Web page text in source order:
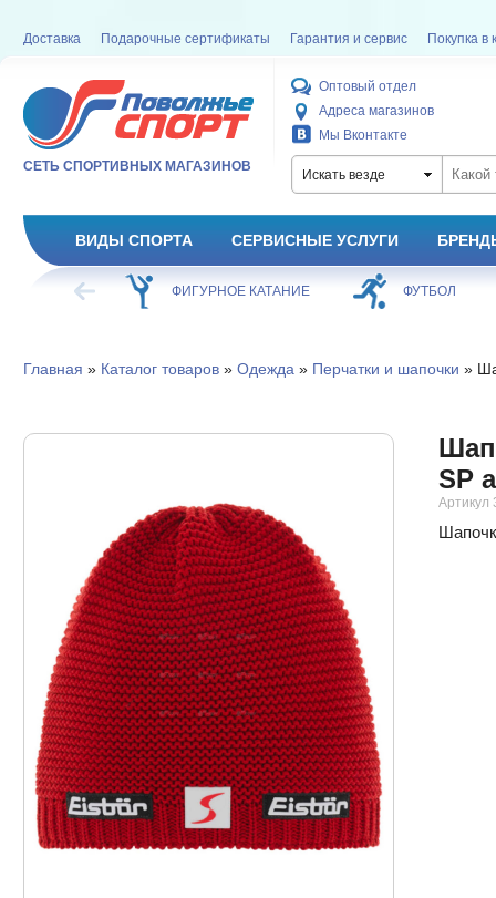
Доставка Подарочные сертификаты Гарантия и сервис Покупка в
СЕТЬ СПОРТИВНЫХ МАГАЗИНОВ
Оптовый отдел
Адреса магазинов
Мы Вконтакте
Искать везде
ВИДЫ СПОРТА СЕРВИСНЫЕ УСЛУГИ
ХОККЕЙ ФИГУРНОЕ КАТАНИЕ ФУТБОЛ
Главная » Каталог товаров» Одежда » Перчатки и шапочки »
SP
Артикул